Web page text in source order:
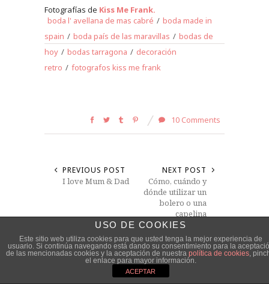
Fotografías de Kiss Me Frank.
boda l' avellana de mas cabré / boda made in
spain / boda país de las maravillas / bodas de
hoy / bodas tarragona / decoración
retro / fotografos kiss me frank
10 Comments
PREVIOUS POST
I love Mum & Dad
NEXT POST
Cómo, cuándo y
dónde utilizar un
bolero o una
capelina
RELATED POSTS
USO DE COOKIES
Este sitio web utiliza cookies para que usted tenga la mejor experiencia de
usuario. Si continúa navegando está dando su consentimiento para la
de las mencionadas cookies y la aceptación de nuestra política de cookies,
el enlace para mayor información.
ACEPTAR